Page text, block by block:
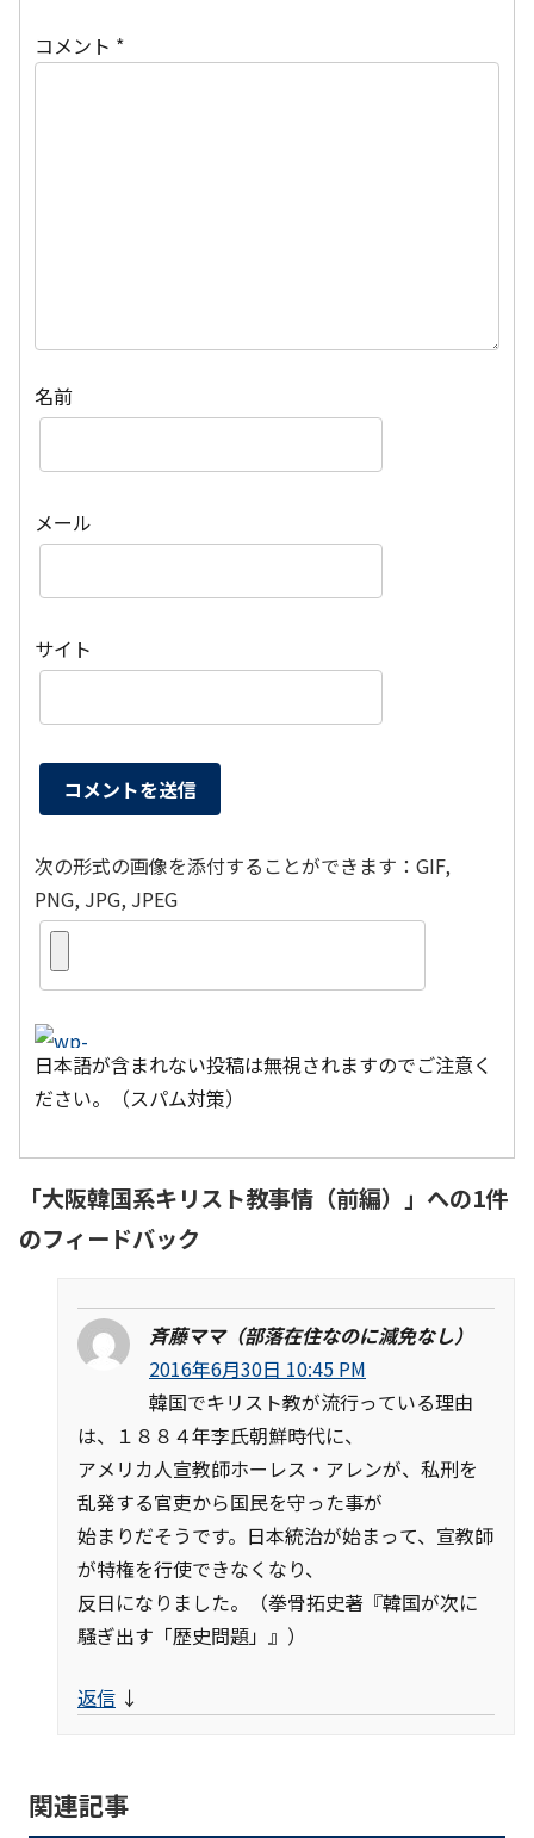
コメント *
名前
メール
サイト
次の形式の画像を添付することができます：GIF,
PNG, JPG, JPEG
日本語が含まれない投稿は無視されますのでご注意く
ださい。（スパム対策）
「大阪韓国系キリスト教事情（前編） 」への1件
のフィードバック
斉藤ママ（部落在住なのに減免なし）
2016年6月30日 10:45 PM
韓国でキリスト教が流行っている理由
は、１８８４年李氏朝鮮時代に、
アメリカ人宣教師ホーレス・アレンが、私刑を
乱発する官吏から国民を守った事が
始まりだそうです。日本統治が始まって、宣教師
が特権を行使できなくなり、
反日になりました。（拳骨拓史著『韓国が次に
騒ぎ出す「歴史問題」』）
返信 ↓
関連記事